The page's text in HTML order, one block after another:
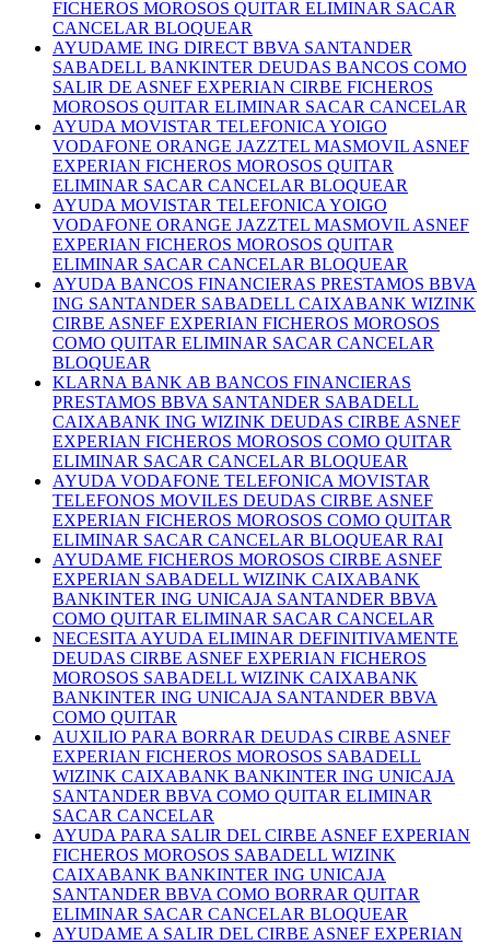
FICHEROS MOROSOS QUITAR ELIMINAR SACAR
CANCELAR BLOQUEAR
AYUDAME ING DIRECT BBVA SANTANDER
SABADELL BANKINTER DEUDAS BANCOS COMO
SALIR DE ASNEF EXPERIAN CIRBE FICHEROS
MOROSOS QUITAR ELIMINAR SACAR CANCELAR
AYUDA MOVISTAR TELEFONICA YOIGO
VODAFONE ORANGE JAZZTEL MASMOVIL ASNEF
EXPERIAN FICHEROS MOROSOS QUITAR
ELIMINAR SACAR CANCELAR BLOQUEAR
AYUDA MOVISTAR TELEFONICA YOIGO
VODAFONE ORANGE JAZZTEL MASMOVIL ASNEF
EXPERIAN FICHEROS MOROSOS QUITAR
ELIMINAR SACAR CANCELAR BLOQUEAR
AYUDA BANCOS FINANCIERAS PRESTAMOS BBVA
ING SANTANDER SABADELL CAIXABANK WIZINK
CIRBE ASNEF EXPERIAN FICHEROS MOROSOS
COMO QUITAR ELIMINAR SACAR CANCELAR
BLOQUEAR
KLARNA BANK AB BANCOS FINANCIERAS
PRESTAMOS BBVA SANTANDER SABADELL
CAIXABANK ING WIZINK DEUDAS CIRBE ASNEF
EXPERIAN FICHEROS MOROSOS COMO QUITAR
ELIMINAR SACAR CANCELAR BLOQUEAR
AYUDA VODAFONE TELEFONICA MOVISTAR
TELEFONOS MOVILES DEUDAS CIRBE ASNEF
EXPERIAN FICHEROS MOROSOS COMO QUITAR
ELIMINAR SACAR CANCELAR BLOQUEAR RAI
AYUDAME FICHEROS MOROSOS CIRBE ASNEF
EXPERIAN SABADELL WIZINK CAIXABANK
BANKINTER ING UNICAJA SANTANDER BBVA
COMO QUITAR ELIMINAR SACAR CANCELAR
NECESITA AYUDA ELIMINAR DEFINITIVAMENTE
DEUDAS CIRBE ASNEF EXPERIAN FICHEROS
MOROSOS SABADELL WIZINK CAIXABANK
BANKINTER ING UNICAJA SANTANDER BBVA
COMO QUITAR
AUXILIO PARA BORRAR DEUDAS CIRBE ASNEF
EXPERIAN FICHEROS MOROSOS SABADELL
WIZINK CAIXABANK BANKINTER ING UNICAJA
SANTANDER BBVA COMO QUITAR ELIMINAR
SACAR CANCELAR
AYUDA PARA SALIR DEL CIRBE ASNEF EXPERIAN
FICHEROS MOROSOS SABADELL WIZINK
CAIXABANK BANKINTER ING UNICAJA
SANTANDER BBVA COMO BORRAR QUITAR
ELIMINAR SACAR CANCELAR BLOQUEAR
AYUDAME A SALIR DEL CIRBE ASNEF EXPERIAN